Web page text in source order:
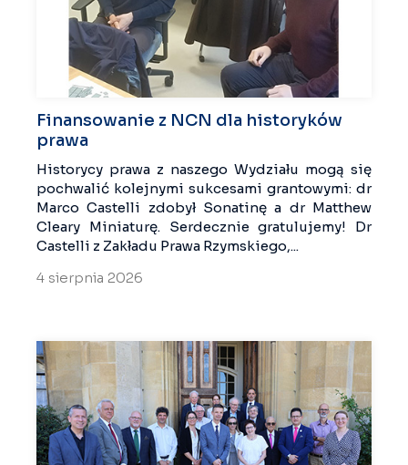
Finansowanie z NCN dla historyków
prawa
Historycy prawa z naszego Wydziału mogą się
pochwalić kolejnymi sukcesami grantowymi: dr
Marco Castelli zdobył Sonatinę a dr Matthew
Cleary Miniaturę. Serdecznie gratulujemy! Dr
Castelli z Zakładu Prawa Rzymskiego,...
4 sierpnia 2026